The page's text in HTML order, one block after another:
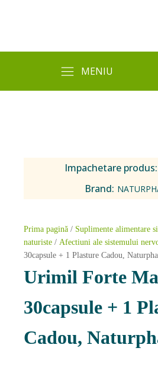
MENIU
Impachetare produs:
Brand:
Prima pagină / Suplimente alimentare
naturiste / Afectiuni ale sistemului
30capsule + 1 Plasture Cadou,
Urimil Forte
30capsule + 1
Cadou,